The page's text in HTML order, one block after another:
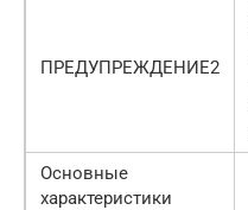
ПРЕДУПРЕЖДЕНИЕ2
Основные
характеристики